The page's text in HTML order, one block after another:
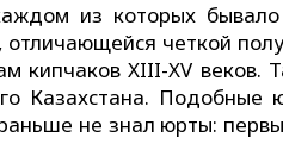
из которых
отличающейся четкой
кипчаков XIII-XV веков.
Казахстана. Подобные
не знал юрты: